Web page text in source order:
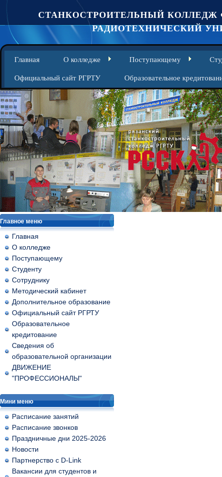
СТАНКОСТРОИТЕЛЬНЫЙ КОЛЛЕДЖ
РАДИОТЕХНИЧЕСКИЙ
Главная О колледже Поступающему
Официальный сайт РГРТУ Образовательное
Главное меню
Главная
О колледже
Поступающему
Студенту
Сотруднику
Методический кабинет
Дополнительное образование
Официальный сайт РГРТУ
Образовательное
кредитование
Сведения об
образовательной организации
ДВИЖЕНИЕ
"ПРОФЕССИОНАЛЫ"
Мини меню
Расписание занятий
Расписание звонков
Праздничные дни 2025-2026
Новости
Партнерство с D-Link
Вакансии для студентов и